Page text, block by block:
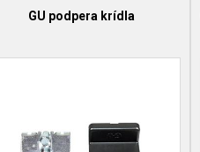
GU podpera krídla